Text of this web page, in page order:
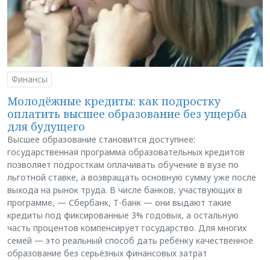
Финансы
Молодёжные кредиты: как подростку
оплатить высшее образование без ущерба
для будущего
Высшее образование становится доступнее:
государственная программа образовательных кредитов
позволяет подросткам оплачивать обучение в вузе по
льготной ставке, а возвращать основную сумму уже после
выхода на рынок труда. В числе банков, участвующих в
программе, — Сбербанк, Т-банк — они выдают такие
кредиты под фиксированные 3% годовых, а остальную
часть процентов компенсирует государство. Для многих
семей — это реальный способ дать ребёнку качественное
образование без серьёзных финансовых затрат